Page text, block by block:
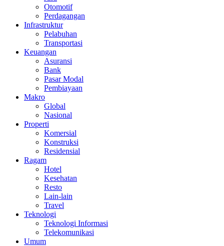
Otomotif
Perdagangan
Infrastruktur
Pelabuhan
Transportasi
Keuangan
Asuransi
Bank
Pasar Modal
Pembiayaan
Makro
Global
Nasional
Properti
Komersial
Konstruksi
Residensial
Ragam
Hotel
Kesehatan
Resto
Lain-lain
Travel
Teknologi
Teknologi Informasi
Telekomunikasi
Umum